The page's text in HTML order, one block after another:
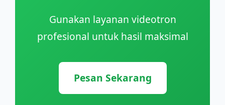
Gunakan layanan videotron
profesional untuk hasil maksimal
Pesan Sekarang